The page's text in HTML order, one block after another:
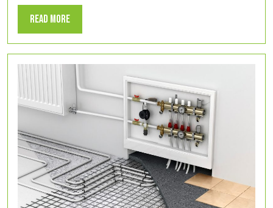
Read MoreRead
More